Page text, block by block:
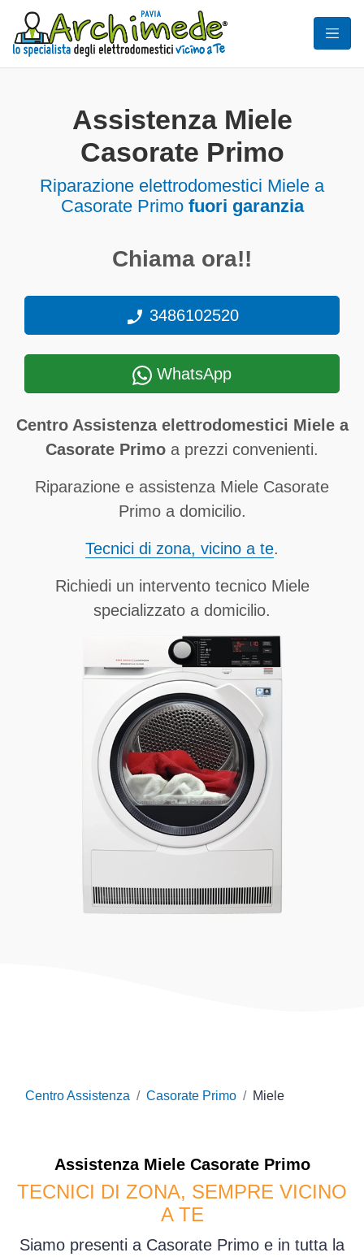
Assistenza Miele
Casorate Primo
Riparazione elettrodomestici Miele a
Casorate Primo fuori garanzia
Chiama ora!!
3486102520
WhatsApp
Centro Assistenza elettrodomestici Miele a
Casorate Primo a prezzi convenienti.
Riparazione e assistenza Miele Casorate
Primo a domicilio.
Tecnici di zona, vicino a te.
Richiedi un intervento tecnico Miele
specializzato a domicilio.
Centro Assistenza Casorate Primo Miele
Assistenza MieleCasorate Primo
TECNICI DI ZONA, SEMPRE VICINO
A TE
Siamo presenti a Casorate Primo e in tutta la